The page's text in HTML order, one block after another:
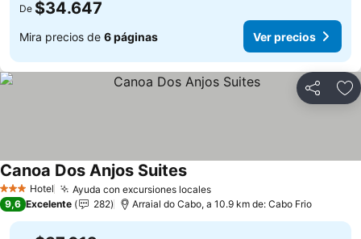
De $34.647
Mira precios de 6 páginas Ver precios
Compartir
3 Estrellas
Hotel Ayuda con excursiones localesVer precios
Canoa Dos Anjos SuitesVer precios
9,6 Excelente 282 Arraial do Cabo, a 10.9 km de: Cabo Frio